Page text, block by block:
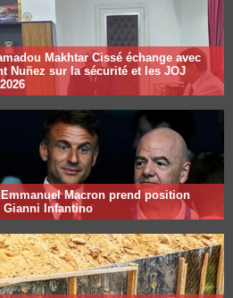
Makhtar Cissé échange avec
Nuñez sur la sécurité et les JOJ
Emmanuel Macron prend position
Gianni Infantino